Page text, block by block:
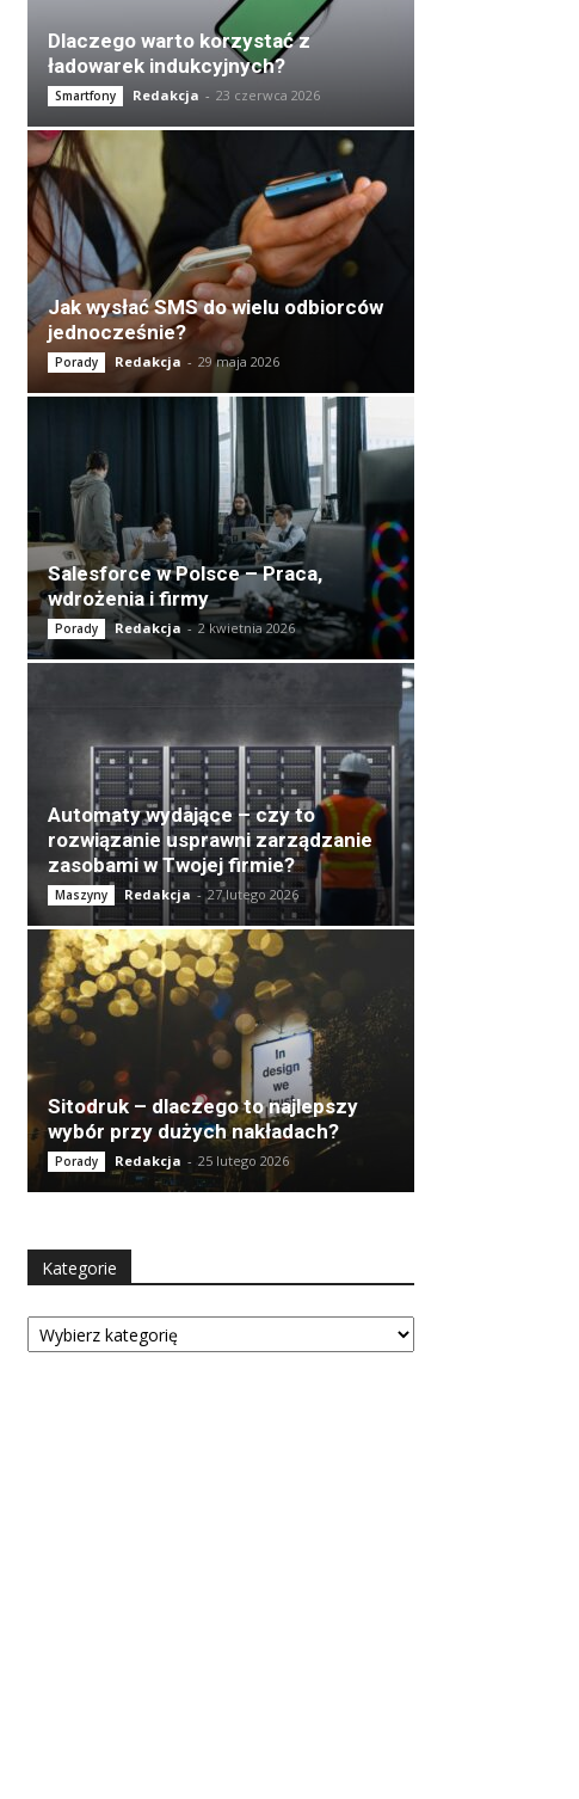
Dlaczego warto korzystać z
ładowarek indukcyjnych?
Smartfony Redakcja - 23 czerwca 2026
Jak wysłać SMS do wielu odbiorców
jednocześnie?
Porady Redakcja - 29 maja 2026
Salesforce w Polsce – Praca,
wdrożenia i firmy
Porady Redakcja - 2 kwietnia 2026
Automaty wydające – czy to
rozwiązanie usprawni zarządzanie
zasobami w Twojej firmie?
Maszyny Redakcja - 27 lutego 2026
Sitodruk – dlaczego to najlepszy
wybór przy dużych nakładach?
Porady Redakcja - 25 lutego 2026
Kategorie
Kategorie